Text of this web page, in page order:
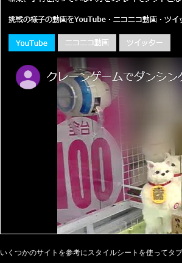
いくつかのサイトを参考にスタイルシートを使ってタ